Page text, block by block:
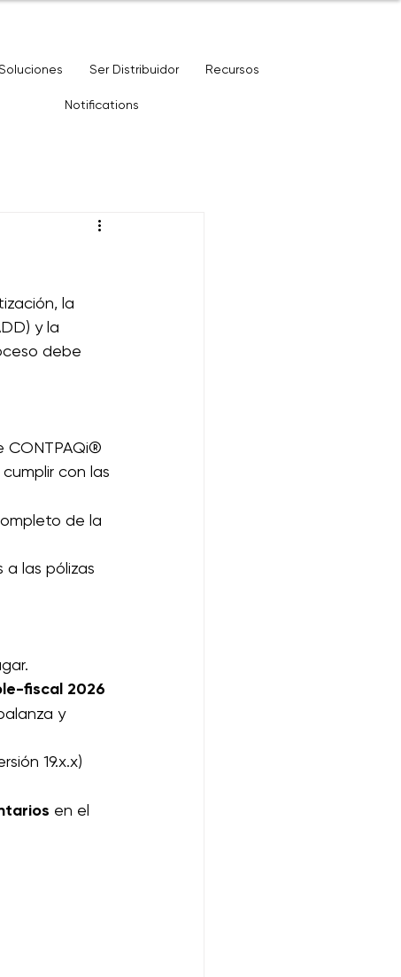
Ser Distribuidor Recursos
Notifications
la
y la
debe
CONTPAQi®
con las
de la
a las pólizas
fiscal 2026
y
19.x.x)
en el